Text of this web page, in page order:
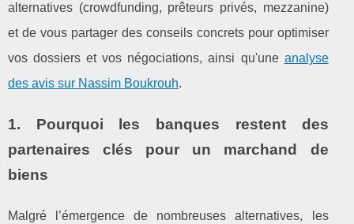
alternatives (crowdfunding, prêteurs privés, mezzanine)
et de vous partager des conseils concrets pour optimiser
vos dossiers et vos négociations, ainsi qu'une analyse
des avis sur Nassim Boukrouh.
1. Pourquoi les banques restent des
partenaires clés pour un marchand de
biens
Malgré l’émergence de nombreuses alternatives, les